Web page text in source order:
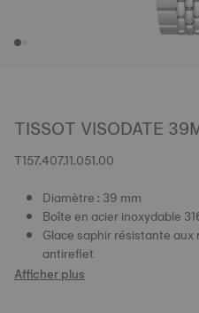
TISSOT VISODATE
T157.407.11.051.00
Diamètre : 39 mm
Boîte en acier inoxydable
Glace saphir résistante
antireflet
Afficher plus